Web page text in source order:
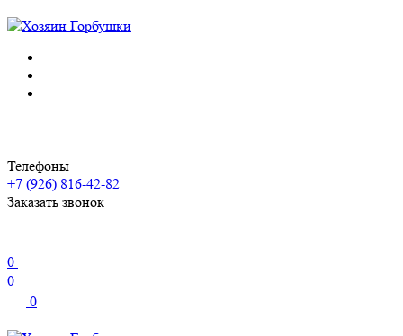
Телефоны
+7 (926) 816-42-82
Заказать звонок
0
0
0